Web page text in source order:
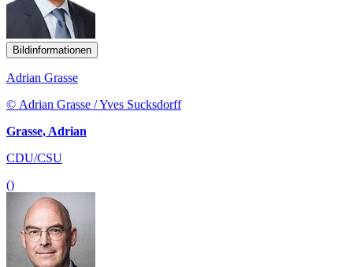
Bildinformationen
Adrian Grasse
© Adrian Grasse / Yves Sucksdorff
Grasse, Adrian
CDU/CSU
()